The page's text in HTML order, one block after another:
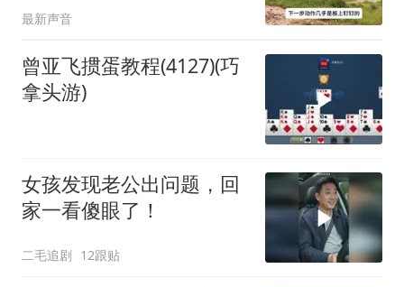
最新声音
曾亚飞掼蛋教程(4127)(巧
拿头游)
女孩发现老公出问题，回
家一看傻眼了！
二毛追剧 12跟贴